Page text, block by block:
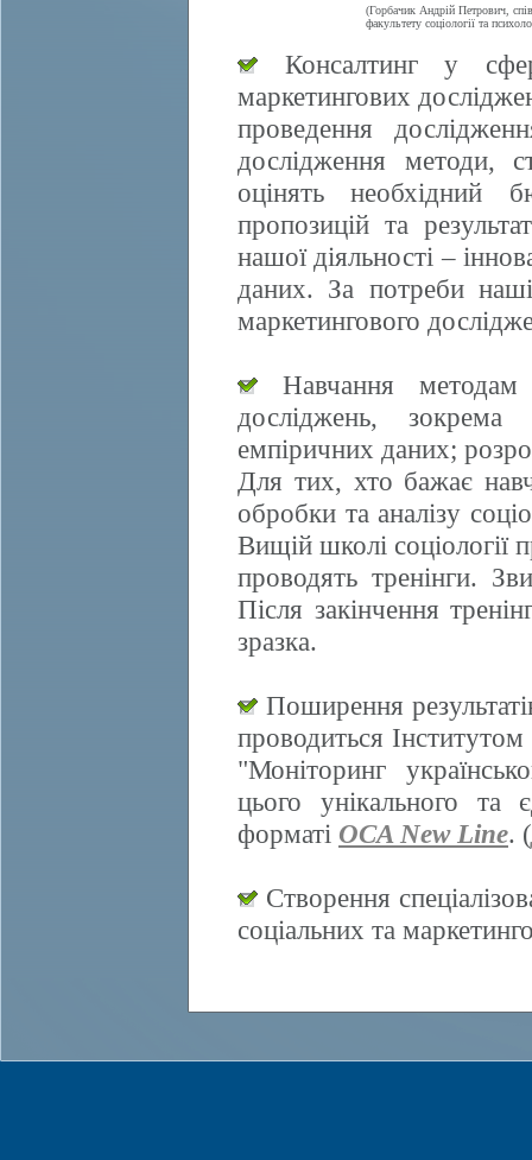
(Горбачик Андрій Петрович,
факультету соціології та
Консалтинг у
маркетингових
проведення
дослідження методи,
оцінять необхідний
пропозицій та
нашої діяльності –
даних. За потреби
маркетингового
Навчання методам
досліджень, зокрема
емпіричних даних;
Для тих, хто бажає
обробки та аналізу
Вищій школі соціології
проводять тренінги.
Після закінчення
зразка.
Поширення
проводиться Інститутом
"Моніторинг
цього унікального та
форматі OCA New Line. (
Створення
соціальних та